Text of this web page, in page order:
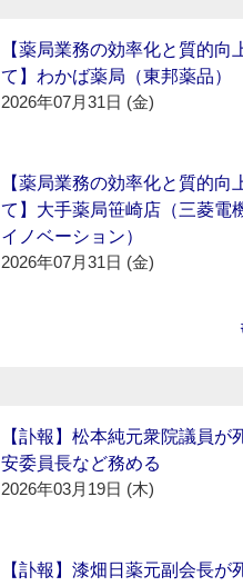
【薬局業務の効率化と質的向
て】わかば薬局（東邦薬品）
2026年07月31日 (金)
【薬局業務の効率化と質的向
て】大手薬局笹崎店（三菱電
イノベーション）
2026年07月31日 (金)
【訃報】松本純元衆院議員が
安委員長など務める
2026年03月19日 (木)
【訃報】漆畑日薬元副会長が